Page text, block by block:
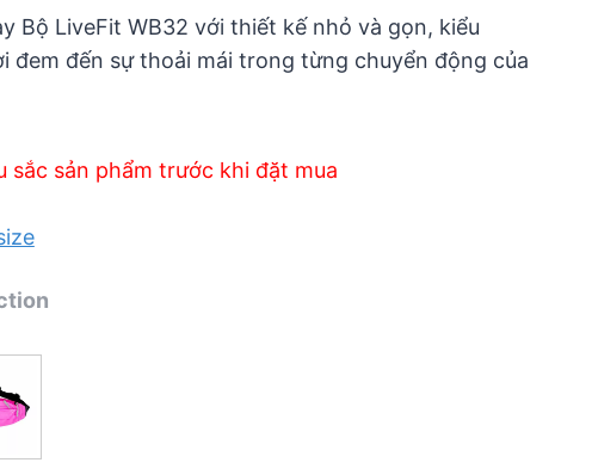
Bộ LiveFit WB32 với thiết kế nhỏ và gọn, kiểu
đem đến sự thoải mái trong từng chuyển động của
sắc sản phẩm trước khi đặt mua